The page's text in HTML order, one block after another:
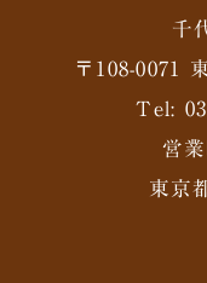
千
〒108-0071
Tel:
営
東京